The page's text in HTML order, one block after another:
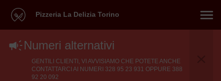
Pizzeria La Delizia Torino
Numeri alternativi
GENTILI CLIENTI, VI AVVISIAMO CHE POTETE ANCHE
CONTATTARCI AI NUMERI 328 95 23 931 OPPURE 388
92 20 092